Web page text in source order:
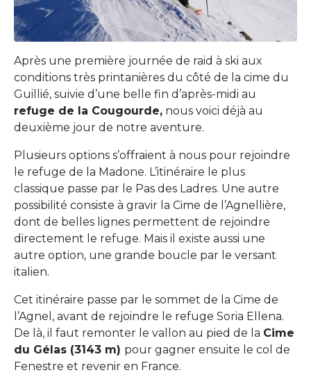
Après une première journée de raid à ski aux
conditions très printanières du côté de la cime du
Guillié, suivie d’une belle fin d’après-midi au
refuge de la Cougourde, nous voici déjà au
deuxième jour de notre aventure.
Plusieurs options s’offraient à nous pour rejoindre
le refuge de la Madone. L’itinéraire le plus
classique passe par le Pas des Ladres. Une autre
possibilité consiste à gravir la Cime de l’Agnellière,
dont de belles lignes permettent de rejoindre
directement le refuge. Mais il existe aussi une
autre option, une grande boucle par le versant
italien.
Cet itinéraire passe par le sommet de la Cime de
l’Agnel, avant de rejoindre le refuge Soria Ellena.
De là, il faut remonter le vallon au pied de la Cime
du Gélas (3143 m) pour gagner ensuite le col de
Fenestre et revenir en France.